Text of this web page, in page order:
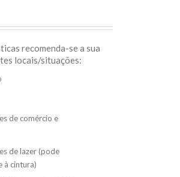
recomenda-se a sua
locais/situações:
de comércio e
de lazer (pode
à cintura)